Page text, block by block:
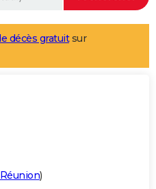
décès gratuitsur
)